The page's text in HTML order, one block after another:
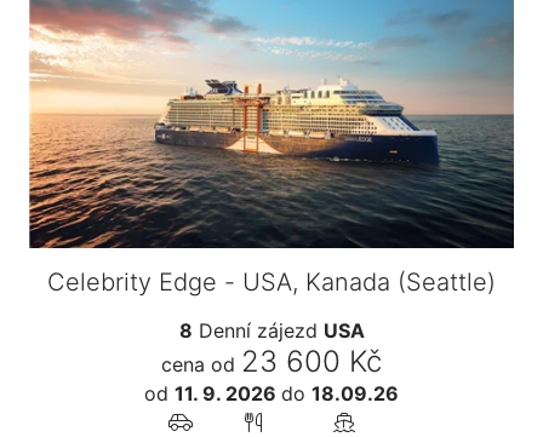
Celebrity Edge - USA, Kanada (Seattle)
8 Denní zájezd USA
cena od 23 600 Kč
od 11. 9. 2026 do 18.09.26